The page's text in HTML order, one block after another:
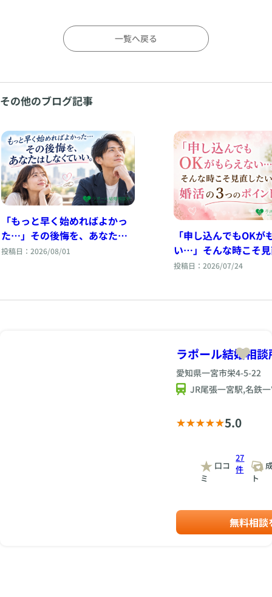
一覧へ戻る
その他のブログ記事
「もっと早く始めればよかっ
た…」その後悔を、あなたは
しなくていい。
投稿日：2026/08/01
「申し込んでもOKが
い…」そんな時こそ
い婚活の3つのポイン
投稿日：2026/07/24
ラポール結婚相談
愛知県一宮市栄4-5-22
JR尾張一宮駅,名鉄
5.0
口コ
ミ
27
件
ト
無料相談